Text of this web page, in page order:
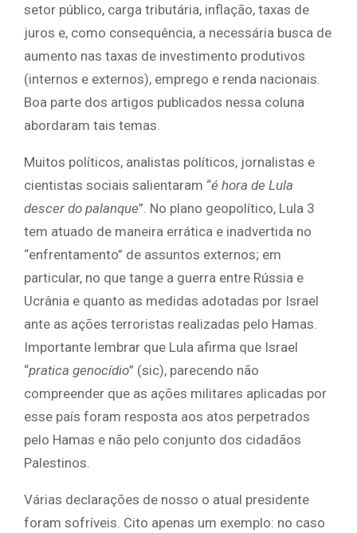
setor público, carga tributária, inflação, taxas de
juros e, como consequência, a necessária busca de
aumento nas taxas de investimento produtivos
(internos e externos), emprego e renda nacionais.
Boa parte dos artigos publicados nessa coluna
abordaram tais temas.
Muitos políticos, analistas políticos, jornalistas e
cientistas sociais salientaram “é hora de Lula
descer do palanque”. No plano geopolítico, Lula 3
tem atuado de maneira errática e inadvertida no
“enfrentamento” de assuntos externos; em
particular, no que tange a guerra entre Rússia e
Ucrânia e quanto as medidas adotadas por Israel
ante as ações terroristas realizadas pelo Hamas.
Importante lembrar que Lula afirma que Israel
“pratica genocídio” (sic), parecendo não
compreender que as ações militares aplicadas por
esse país foram resposta aos atos perpetrados
pelo Hamas e não pelo conjunto dos cidadãos
Palestinos.
Várias declarações de nosso o atual presidente
foram sofríveis. Cito apenas um exemplo: no caso